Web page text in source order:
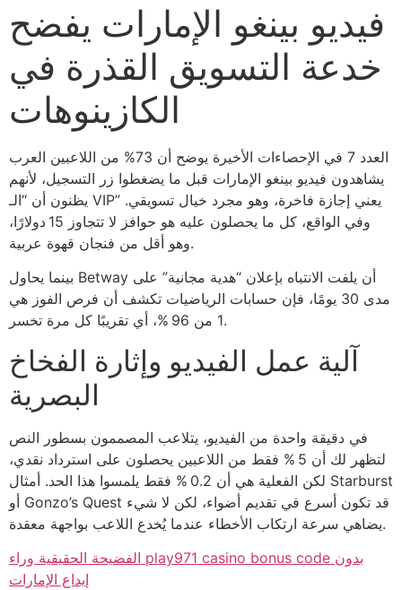
فيديو بينغو الإمارات يفضح
خدعة التسويق القذرة في
الكازينوهات
العدد 7 في الإحصاءات الأخيرة يوضح أن 73% من اللاعبين العرب
يشاهدون فيديو بينغو الإمارات قبل ما يضغطوا زر التسجيل، لأنهم
يظنون أن “الـ VIP” يعني إجازة فاخرة، وهو مجرد خيال تسويقي.
وفي الواقع، كل ما يحصلون عليه هو حوافز لا تتجاوز 15 دولارًا،
وهو أقل من فنجان قهوة عربية.
بينما يحاول Betway أن يلفت الانتباه بإعلان “هدية مجانية” على
مدى 30 يومًا، فإن حسابات الرياضيات تكشف أن فرص الفوز هي
1 من 96 %، أي تقريبًا كل مرة تخسر.
آلية عمل الفيديو وإثارة الفخاخ
البصرية
في دقيقة واحدة من الفيديو، يتلاعب المصممون بسطور النص
لتظهر لك أن 5 % فقط من اللاعبين يحصلون على استرداد نقدي،
لكن الفعلية هي أن 0.2 % فقط يلمسوا هذا الحد. أمثال Starburst
أو Gonzo’s Quest قد تكون أسرع في تقديم أضواء، لكن لا شيء
يضاهي سرعة ارتكاب الأخطاء عندما يُخدع اللاعب بواجهة معقدة.
الفضيحة الحقيقية وراء play971 casino bonus code بدون
إيداع الإمارات